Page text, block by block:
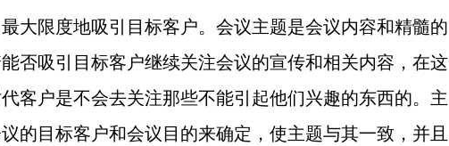
大限度地吸引目标客户。会议主题是会议内容和精髓的
否吸引目标客户继续关注会议的宣传和相关内容，在这
客户是不会去关注那些不能引起他们兴趣的东西的。主
的目标客户和会议目的来确定，使主题与其一致，并且